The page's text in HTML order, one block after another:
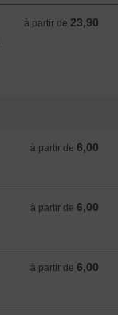
à partir de 23,90
à partir de 23,90 EUR
à partir de 6,00
à partir de 6,00 EUR
à partir de 6,00
à partir de 6,00 EUR
à partir de 6,00
à partir de 6,00 EUR